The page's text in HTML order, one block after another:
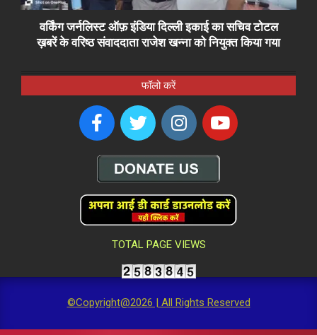
वर्किंग जर्नलिस्ट ऑफ़ इंडिया दिल्ली इकाई का सचिव टोटल
ख़बरें के वरिष्ठ संवाददाता राजेश खन्ना को नियुक्त किया गया
फॉलो करें
TOTAL PAGE VIEWS
©Copyright@2026 | All Rights Reserved